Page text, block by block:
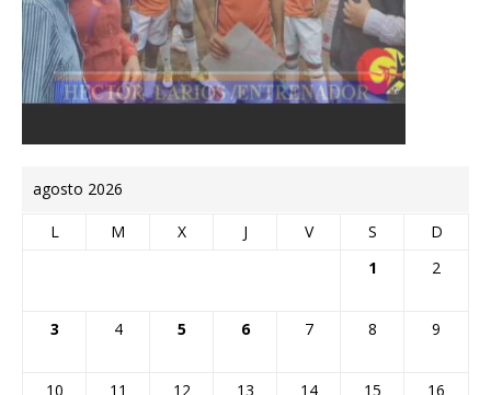
agosto 2026
L M X J V S
D
1
2
3 4 5 6 7 8 9
10 11 12 13 14 15 16